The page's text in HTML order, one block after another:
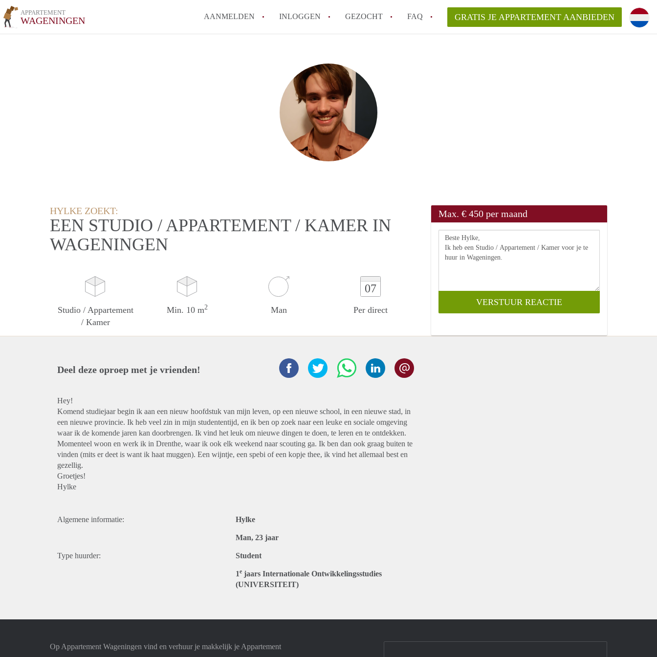
APPARTEMENT
WAGENINGEN AANMELDEN INLOGGEN GEZOCHT FAQ
How to translate AppartementWageningen!
Berekent AppartementWageningen
makelaarsvergoeding/bemiddelingsvergoeding?
Wat is AppartementWageningen?
Wat is de privacyverklaring van AppartementWageningen?
Is AppartementWageningen verantwoordelijk voor het aangeboden
Appartement / Appartementen in Wageningen?
Alle veelgestelde vragen
GRATIS JE APPARTEMENT AANBIEDEN
HYLKE ZOEKT:
EEN STUDIO / APPARTEMENT / KAMER IN
WAGENINGEN
Studio / Appartement
/ Kamer
Min. 10 m2 Man
07
Per direct
Max. € 450 per maand
Deel deze oproep met je vrienden!
Hey!
Komend studiejaar begin ik aan een nieuw hoofdstuk van mijn leven, op een nieuwe school, in een nieuwe stad, in
een nieuwe provincie. Ik heb veel zin in mijn studententijd, en ik ben op zoek naar een leuke en sociale omgeving
waar ik de komende jaren kan doorbrengen. Ik vind het leuk om nieuwe dingen te doen, te leren en te ontdekken.
Momenteel woon en werk ik in Drenthe, waar ik ook elk weekend naar scouting ga. Ik ben dan ook graag buiten te
vinden (mits er deet is want ik haat muggen). Een wijntje, een spebi of een kopje thee, ik vind het allemaal best en
gezellig.
Groetjes!
Hylke
Algemene informatie: Hylke
Man, 23 jaar
Type huurder: Student
1e jaars Internationale Ontwikkelingsstudies
(UNIVERSITEIT)
Op Appartement Wageningen vind en verhuur je makkelijk je Appartement